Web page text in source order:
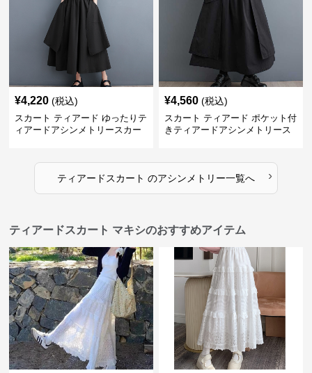
¥4,220 (税込)
スカート ティアード ゆったりテ
ィアードアシンメトリースカー
¥4,560 (税込)
スカート ティアード ポケット付
きティアードアシンメトリース
ティアードスカート のアシンメトリー一覧へ ›
ティアードスカート マキシのおすすめアイテム